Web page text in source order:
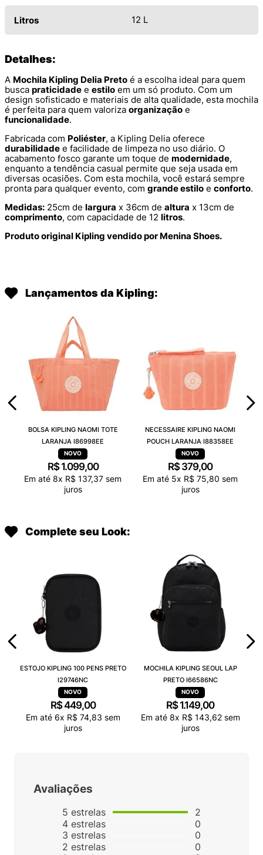
Litros 12 L
Detalhes:
A Mochila Kipling Delia Preto é a escolha ideal para quem
busca praticidade e estilo em um só produto. Com um
design sofisticado e materiais de alta qualidade, esta mochila
é perfeita para quem valoriza organização e
funcionalidade.
Fabricada com Poliéster, a Kipling Delia oferece
durabilidade e facilidade de limpeza no uso diário. O
acabamento fosco garante um toque de modernidade,
enquanto a tendência casual permite que seja usada em
diversas ocasiões. Com esta mochila, você estará sempre
pronta para qualquer evento, com grande estilo e conforto.
Medidas: 25cm de largura x 36cm de altura x 13cm de
comprimento, com capacidade de 12 litros.
Produto original Kipling vendido por Menina Shoes.
Lançamentos da Kipling:
BOLSA KIPLING NAOMI TOTE
LARANJA I86998EE
R$ 1.099,00
Em até 8x R$ 137,37 sem
juros
NECESSAIRE KIPLING NAOMI
POUCH LARANJA I88358EE
R$ 379,00
Em até 5x R$ 75,80 sem
juros
Complete seu Look:
ESTOJO KIPLING 100 PENS PRETO
I29746NC
R$449,00
Em até 6x R$ 74,83 sem
juros
MOCHILA KIPLING SEOUL LAP
PRETO I66586NC
R$ 1.149,00
Em até 8x R$ 143,62sem
juros
Avaliações
5 estrelas
4 estrelas
3 estrelas
2 estrelas
2
0
0
0